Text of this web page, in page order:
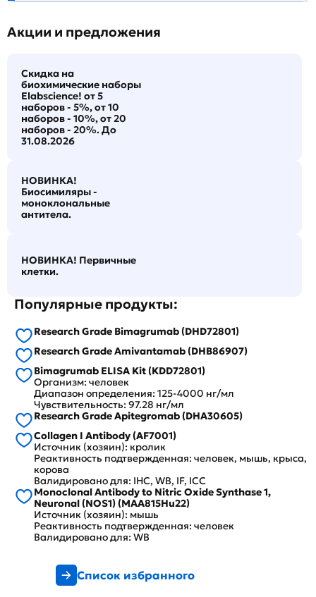
Акции и предложения
Скидка на
биохимические наборы
Elabscience! от 5
наборов - 5%, от 10
наборов - 10%, от 20
наборов - 20%. До
31.08.2026
НОВИНКА!
Биосимиляры -
моноклональные
антитела.
НОВИНКА! Первичные
клетки.
Популярные продукты:
Research Grade Bimagrumab (DHD72801)
Research Grade Amivantamab (DHB86907)
Bimagrumab ELISA Kit (KDD72801)
Организм: человек
Диапазон определения: 125-4000 нг/мл
Чувствительность: 97.28 нг/мл
Research Grade Apitegromab (DHA30605)
Collagen I Antibody (AF7001)
Источник (хозяин): кролик
Реактивность подтвержденная: человек, мышь, крыса,
корова
Валидировано для: IHC, WB, IF, ICC
Monoclonal Antibody to Nitric Oxide Synthase 1,
Neuronal (NOS1) (MAA815Hu22)
Источник (хозяин): мышь
Реактивность подтвержденная: человек
Валидировано для: WB
Список избранного